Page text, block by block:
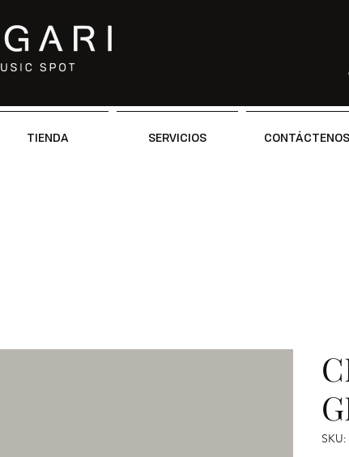
TIENDA SERVICIOS CONTÁCTENOS